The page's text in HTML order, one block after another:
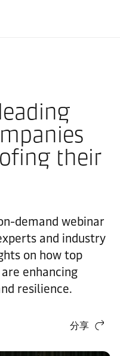
their
demand webinar
and industry
on how top
enhancing
resilience.
分享